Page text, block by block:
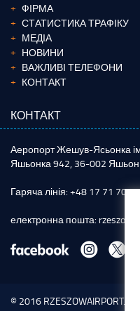
ФІРМА
СТАТИСТИКА ТРАФІКУ
МЕДІА
НОВИНИ
ВАЖЛИВІ ТЕЛЕФОНИ
КОНТАКТ
КОНТАКТ
Аеропорт Жешув-Ясьонка
Яшьонка 942, 36-002
Гаряча лінія: +48 17 71 70
електронна пошта:
© 2016 RZESZOWAIRPORT.PL